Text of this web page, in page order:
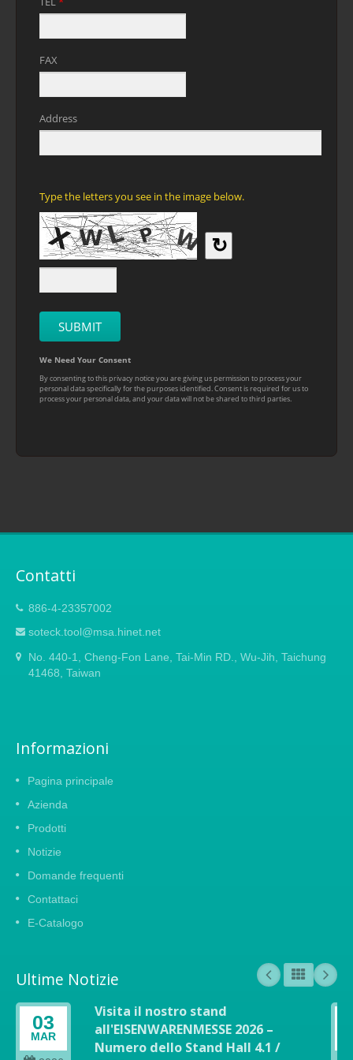
Contatti
886-4-23357002
soteck.tool@msa.hinet.net
No. 440-1, Cheng-Fon Lane, Tai-Min RD., Wu-Jih, Taichung
41468, Taiwan
Informazioni
Pagina principale
Azienda
Prodotti
Notizie
Domande frequenti
Contattaci
E-Catalogo
Ultime Notizie
03
MAR
Visita il nostro stand
all'EISENWARENMESSE 2026 –
Numero dello Stand Hall 4.1 /